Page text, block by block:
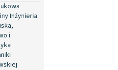
Inżynieria
i